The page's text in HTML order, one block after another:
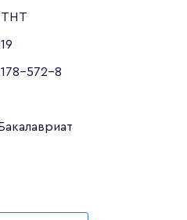
ТНТ
572-8
Бакалавриат